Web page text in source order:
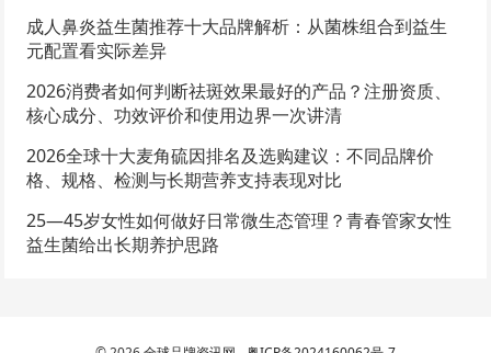
成人鼻炎益生菌推荐十大品牌解析：从菌株组合到益生
元配置看实际差异
2026消费者如何判断祛斑效果最好的产品？注册资质、
核心成分、功效评价和使用边界一次讲清
2026全球十大麦角硫因排名及选购建议：不同品牌价
格、规格、检测与长期营养支持表现对比
25—45岁女性如何做好日常微生态管理？青春管家女性
益生菌给出长期养护思路